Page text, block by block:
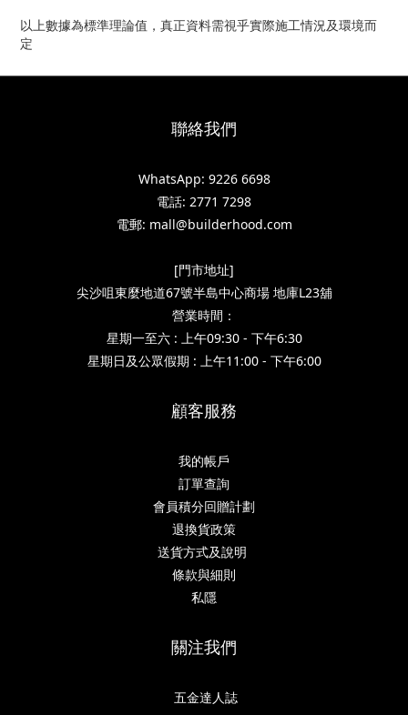
以上數據為標準理論值，真正資料需視乎實際施工情況及環境而
定
聯絡我們
WhatsApp: 9226 6698
電話: 2771 7298
電郵: mall@builderhood.com
[門市地址]
尖沙咀東麼地道67號半島中心商場 地庫L23舖
營業時間：
星期一至六 : 上午09:30 - 下午6:30
星期日及公眾假期 : 上午11:00 - 下午6:00
顧客服務
我的帳戶
訂單查詢
會員積分回贈計劃
退換貨政策
送貨方式及說明
條款與細則
私隱
關注我們
五金達人誌